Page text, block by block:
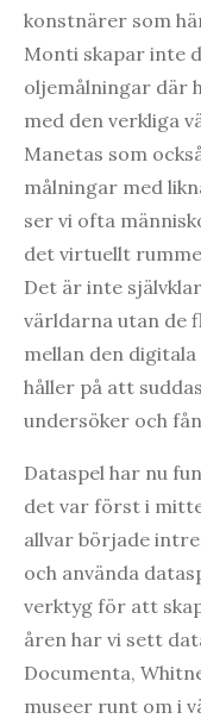
konstnärer som
Monti skapar inte
oljemålningar där
med den verkliga
Manetas som
målningar med
ser vi ofta
det virtuellt
Det är inte
världarna utan de
mellan den
håller på att
undersöker och
Dataspel har nu
det var först i
allvar började
och använda
verktyg för att
åren har vi sett
Documenta,
museer runt om i